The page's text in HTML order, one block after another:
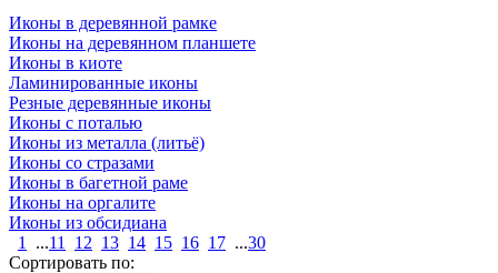
Иконы в деревянной рамке
Иконы на деревянном планшете
Иконы в киоте
Ламинированные иконы
Резные деревянные иконы
Иконы с поталью
Иконы из металла (литьё)
Иконы со стразами
Иконы в багетной раме
Иконы на оргалите
Иконы из обсидиана
1
...11 12 13 14 15 16 17 ...30
Сортировать по: